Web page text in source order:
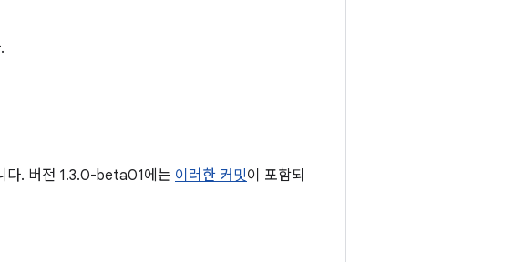
다. 버전 1.3.0-beta01에는 이러한 커밋이 포함되